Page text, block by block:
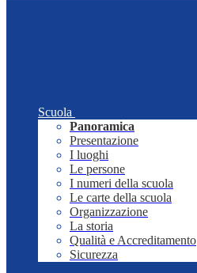
Scuola
Panoramica
Presentazione
I luoghi
Le persone
I numeri della scuola
Le carte della scuola
Organizzazione
La storia
Qualità e Accreditamento
Sicurezza